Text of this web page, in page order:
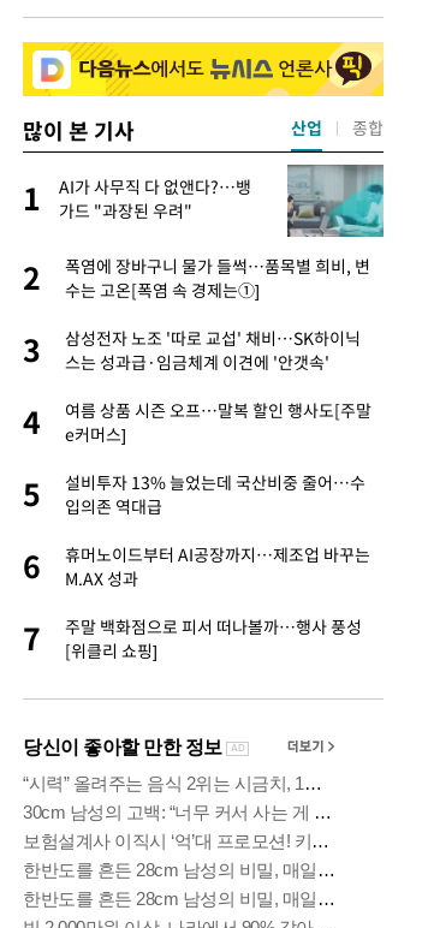
많이 본 기사
1
AI가 사무직 다 없앤다?…뱅
가드 "과장된 우려"
2
폭염에 장바구니 물가 들썩…품목별 희비, 변
수는 고온[폭염 속 경제는①]
3
삼성전자 노조 '따로 교섭' 채비…SK하이닉
스는 성과급·임금체계 이견에 '안갯속'
4
여름 상품 시즌 오프…말복 할인 행사도[주말
e커머스]
5
설비투자 13% 늘었는데 국산비중 줄어…수
입의존 역대급
6
휴머노이드부터 AI공장까지…제조업 바꾸는
M.AX 성과
7
주말 백화점으로 피서 떠나볼까…행사 풍성
[위클리 쇼핑]
산업 종합